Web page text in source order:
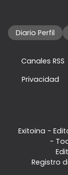
Diario Perfil
Canales RSS
Privacidad
Exitoina -
-
Registro